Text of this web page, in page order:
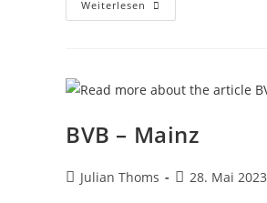
Weiterlesen
BVB – Mainz
Julian Thoms 28. Mai 2023